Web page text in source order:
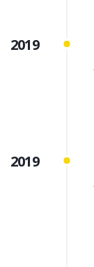
2019
2019